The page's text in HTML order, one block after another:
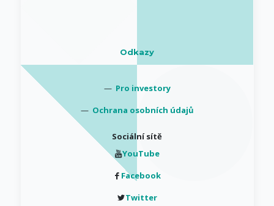
Odkazy
— Pro investory
— Ochrana osobních údajů
Sociální sítě
YouTube
Facebook
Twitter